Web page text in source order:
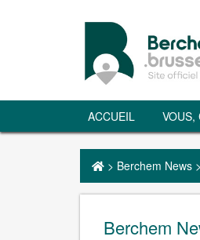
ACCUEIL VOUS,
> Berchem News >
Berchem